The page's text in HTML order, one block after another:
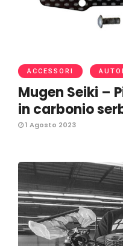
ACCESSORI
Mugen Seiki –
in carbonio
1 Agosto 2023